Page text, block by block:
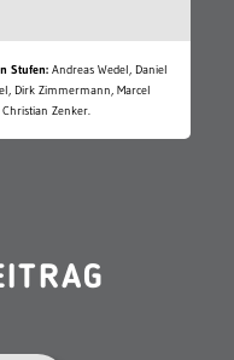
Stufen: Andreas Wedel, Daniel
Dirk Zimmermann, Marcel
Zenker.